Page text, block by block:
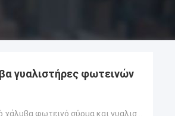
γυαλιστήρες φωτεινών